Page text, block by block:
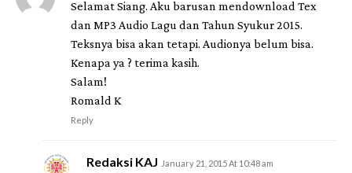
Selamat Siang. Aku barusan mendownload Tex
dan MP3 Audio Lagu dan Tahun Syukur 2015.
Teksnya bisa akan tetapi. Audionya belum bisa.
Kenapa ya ? terima kasih.
Salam!
Romald K
Reply
Redaksi KAJ January 21, 2015 At 10:48 am